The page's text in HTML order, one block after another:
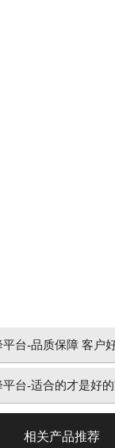
平台-品质保障 客户
平台-适合的才是好
相关产品推荐